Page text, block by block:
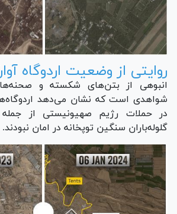
روایتی از وضعیت اردوگاه
انبوهی از بتن‌های شکسته و
شواهدی است که نشان می‌دهد
در حملات رژیم صهیونیستی از
گلوله‌باران سنگین توپخانه در امان نبودند.